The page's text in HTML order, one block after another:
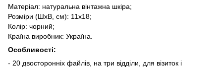
Матеріал: натуральна вінтажна шкіра;
Розміри (ШхВ, см): 11х18;
Колір: чорний;
Країна виробник: Україна.
Особливості:
- 20 двосторонніх файлів, на три відділи, для візиток і